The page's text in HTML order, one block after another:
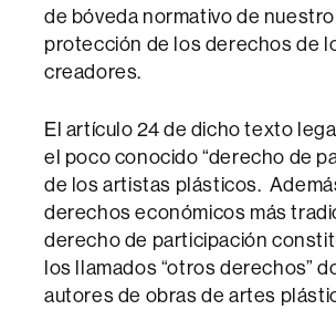
de bóveda normativo de
protección de los derechos de
creadores.
El artículo 24 de dicho texto
el poco conocido “derecho de
de los artistas plásticos.
derechos económicos más
derecho de participación
los llamados “otros derechos”
autores de obras de artes